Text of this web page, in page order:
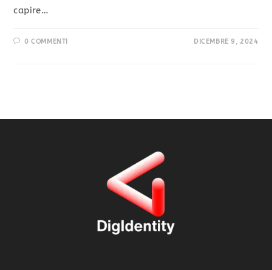
capire…
0 COMMENTI DICEMBRE 9, 2024